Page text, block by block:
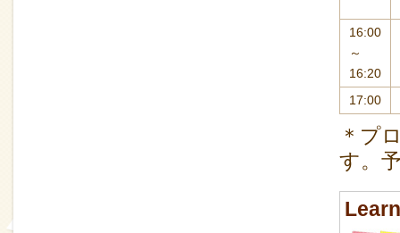
16:00
～
16:20
17:00
＊プ
す。